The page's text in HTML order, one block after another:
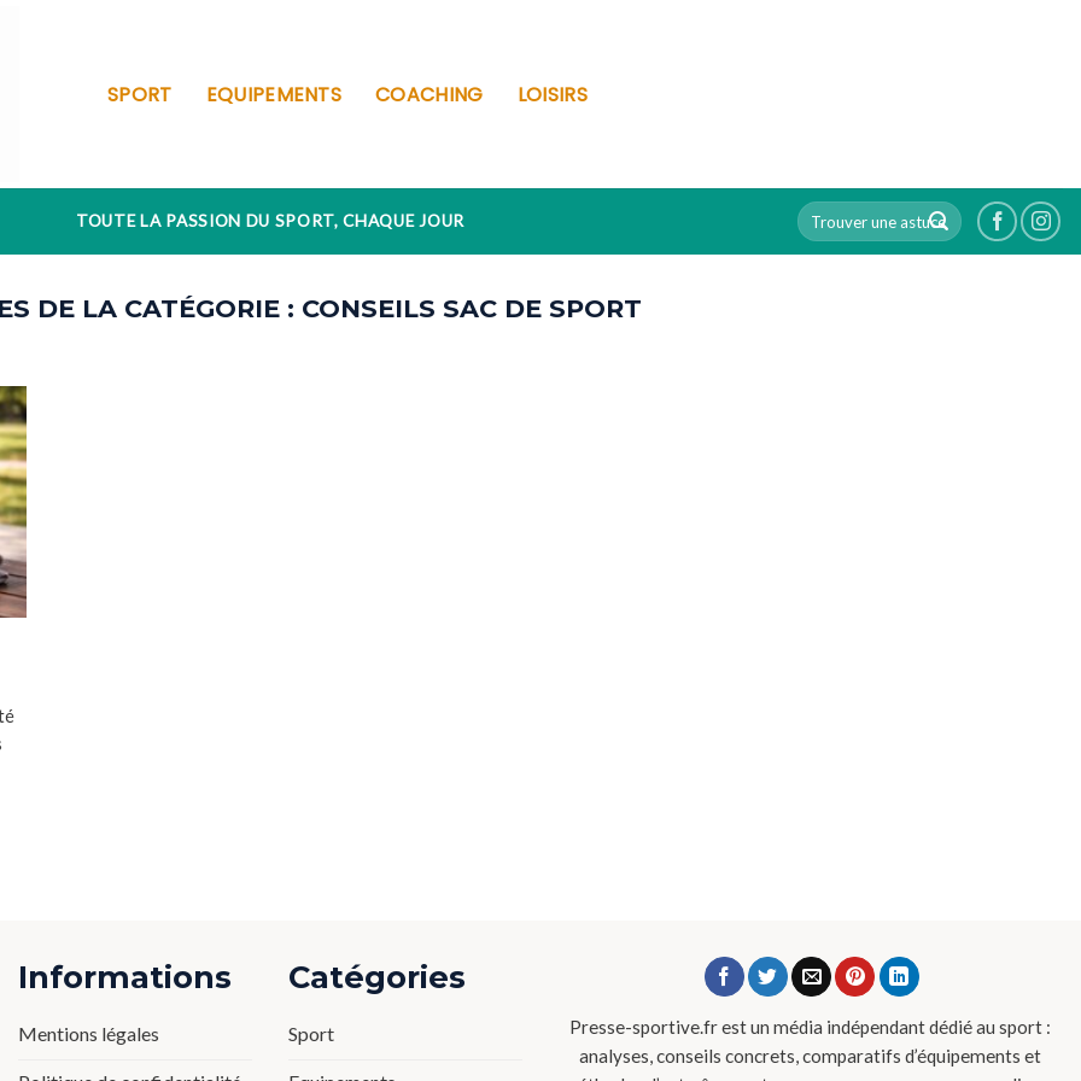
SPORT EQUIPEMENTS COACHING LOISIRS
TOUTE LA PASSION DU SPORT, CHAQUE JOUR
CONSEILS SAC DE SPORT
Informations
Mentions légales
Catégories
Sport
Presse-sportive.fr est un média indépendant dédié au sport :
analyses, conseils concrets, comparatifs d’équipements et